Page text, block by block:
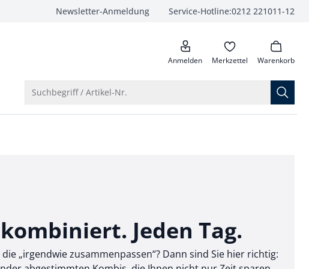
Newsletter-Anmeldung Service-Hotline:0212 221011-12
anrufen
Anmelden Merkzettel Warenkorb
Suchbegriff / Artikel-Nr.
Jeden Tag.
„irgendwie zusammenpassen“? Dann sind Sie hier richtig: